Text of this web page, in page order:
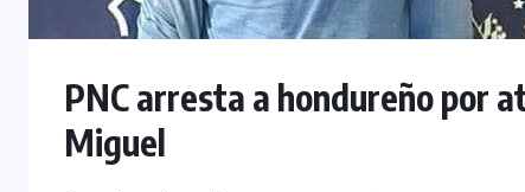
PNC arresta a hondureño por
Miguel